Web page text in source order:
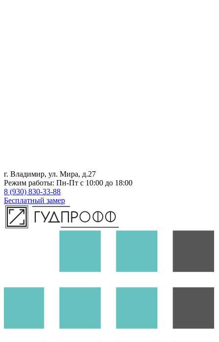
г. Владимир, ул. Мира, д.27
Режим работы: Пн-Пт с 10:00 до 18:00
8 (930) 830-33-88
Бесплатный замер